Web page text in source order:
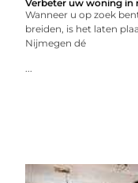
Verbeter uw woning in
Wanneer u op zoek
breiden, is het laten
Nijmegen dé
...